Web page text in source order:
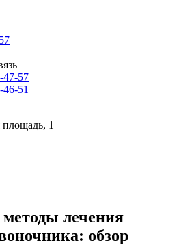
47-57
51
1
лечения
обзор